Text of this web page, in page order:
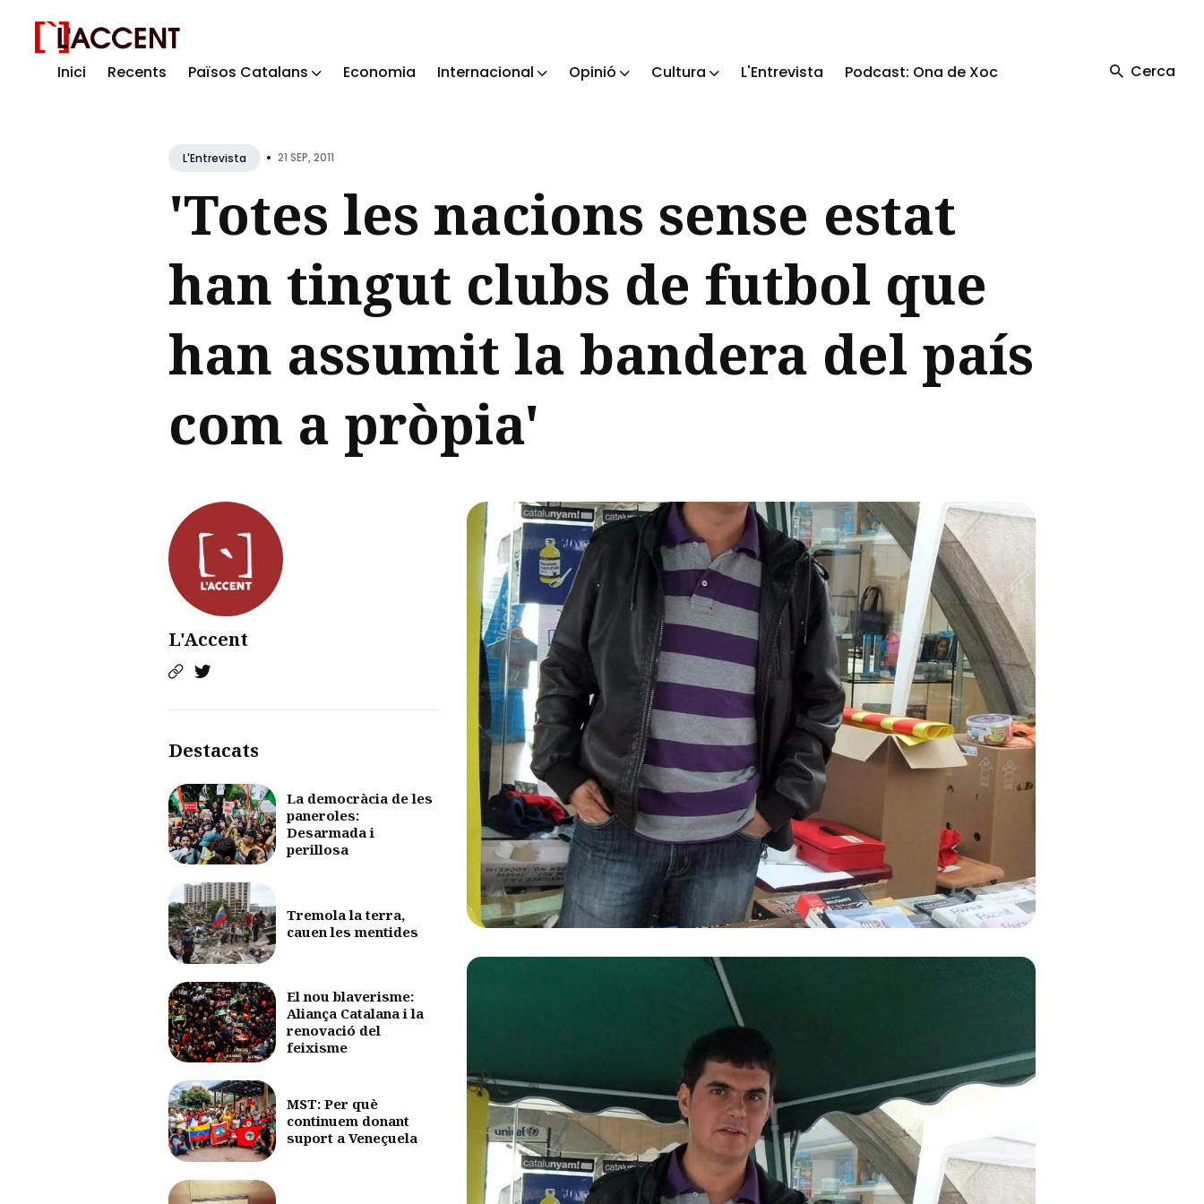
Inici Recents Països Catalans Economia Internacional Opinió Cultura L'Entrevista Podcast: Ona de Xoc Cerca
L'Entrevista • 21 SEP, 2011
'Totes les nacions sense estat
han tingut clubs de futbol que
han assumit la bandera del país
com a pròpia'
L'Accent
Destacats
La democràcia de les
paneroles:
Desarmada i
perillosa
Tremola la terra,
cauen les mentides
El nou blaverisme:
Aliança Catalana i la
renovació del
feixisme
MST: Per què
continuem donant
suport a Veneçuela